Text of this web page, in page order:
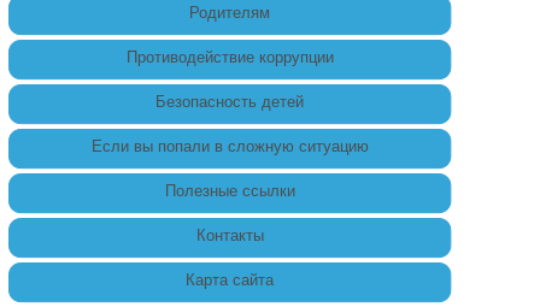
Родителям
Противодействие коррупции
Безопасность детей
Если вы попали в сложную ситуацию
Полезные ссылки
Контакты
Карта сайта